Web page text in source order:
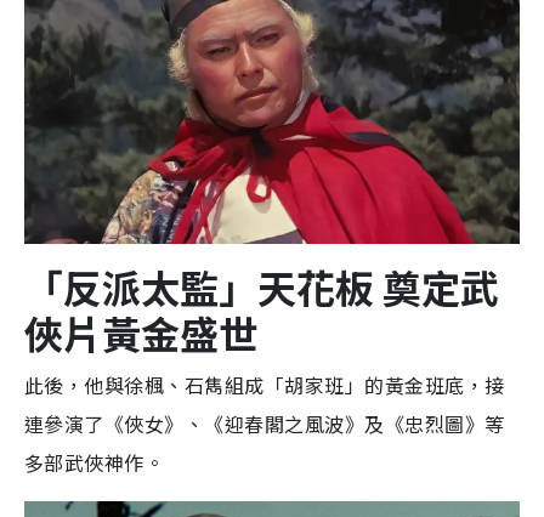
「反派太監」天花板 奠定武
俠片黃金盛世
此後，他與徐楓、石雋組成「胡家班」的黃金班底，接
連參演了《俠女》、《迎春閣之風波》及《忠烈圖》等
多部武俠神作。